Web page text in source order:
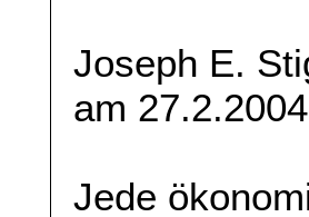
Joseph E.
am
Jede